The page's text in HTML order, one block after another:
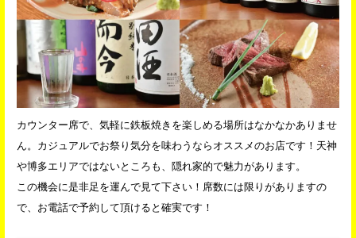
カウンター席で、気軽に鉄板焼きを楽しめる場所はなかなかありませ
ん。カジュアルでお祭り気分を味わうならオススメのお店です！天神
や博多エリアではないところも、隠れ家的で魅力があります。
この機会に是非足を運んで見て下さい！席数には限りがありますの
で、お電話で予約して頂けると確実です！